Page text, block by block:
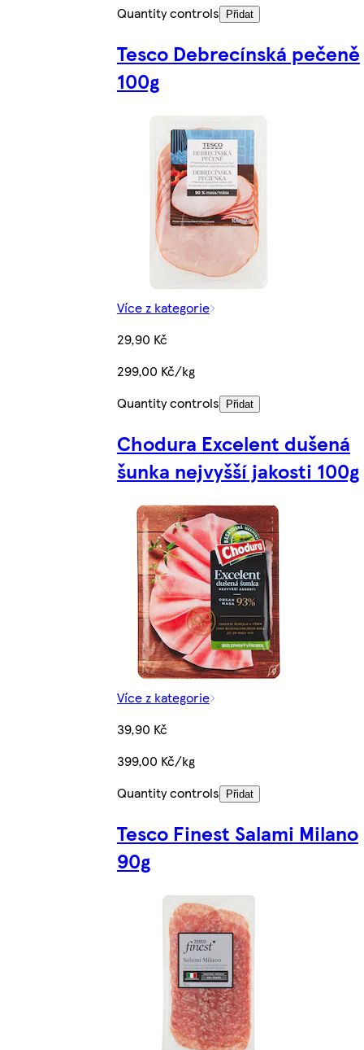
Quantity controls Přidat
Tesco Debrecínská pečeně
100g
Více z kategorie
29,90 Kč
299,00 Kč/kg
Quantity controls
Přidat
Chodura Excelent dušená
šunka nejvyšší jakosti 100g
Více z kategorie
39,90 Kč
399,00 Kč/kg
Quantity controls
Přidat
Tesco Finest Salami Milano
90g